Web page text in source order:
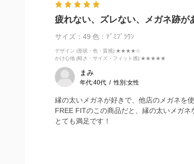
疲れない、ズレない、メガネ跡が
サイズ：49 色：ﾃﾞﾐﾌﾞﾗｳﾝ
デザイン (形状・色・質感):★★★★☆
かけ心地 (軽さ・サイズ・フィット感):★★★★★
まみ
年代:40代 性別:女性
縁の太いメガネが好きで、他店のメガネを
FREE FITのこの商品だと、縁の太いメガ
とても満足です！